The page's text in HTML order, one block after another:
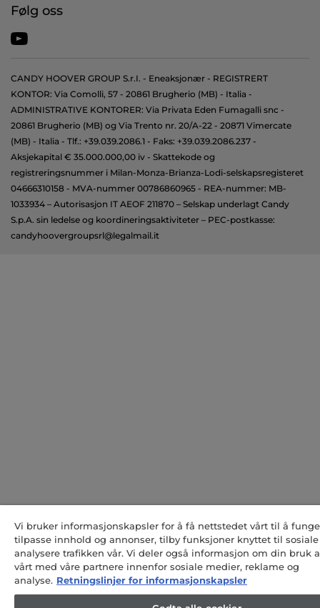
Følg oss
CANDY HOOVER GROUP S.r.I. - Eneaksjonær - REGISTRERT
KONTOR: Via Comolli, 57 - 20861 Brugherio (MB) - Italia -
ADMINISTRATIVE KONTORER: Via Privata Eden Fumagalli snc -
20861 Brugherio (MB) og Via Trento nr. 20/A-22 - 20871 Vimercate
(MB) - Italia - Tlf.: +39.039.2086.1 - Faks: +39.039.2086.237 -
Aksjekapital € 35.000.000,00 iv - Skattekode og
registreringsnummer i Milan-Monza-Brianza-Lodi-selskapsregisteret
04666310158 - MVA-nummer 00786860965 - REA-nummer: MB-
1033934 – Autorisasjon IT AEOF 211870 – Selskap underlagt Candy
S.p.A. sin ledelse og koordineringsaktiviteter – PEC-postkasse:
candyhoovergroupsrl@legalmail.it
Vi bruker informasjonskapsler for å få nettstedet vårt til å
tilpasse innhold og annonser, tilby funksjoner knyttet til
analysere trafikken vår. Vi deler også informasjon om din bruk
vårt med våre partnere innenfor sosiale medier, reklame og
analyse. Retningslinjer for informasjonskapsler